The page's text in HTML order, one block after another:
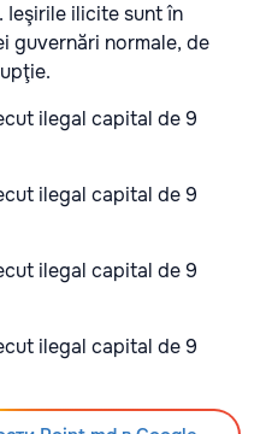
Ieşirile ili­cite sunt în
guvernări normale, de